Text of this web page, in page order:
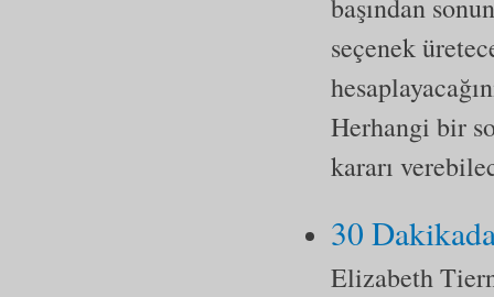
başından
seçenek
Herhangi bir
kararı
30
Elizabeth